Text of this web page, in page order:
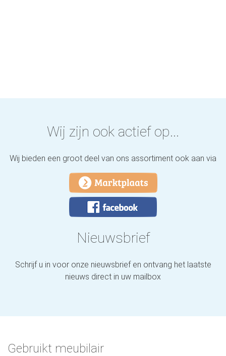
Wij zijn ook actief op...
Wij bieden een groot deel van ons assortiment ook aan via
Nieuwsbrief
Schrijf u in voor onze nieuwsbrief en ontvang het laatste
nieuws direct in uw mailbox
Gebruikt meubilair